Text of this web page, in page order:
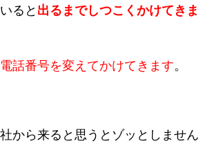
ると 出るまでしつこくかけてきま
話番号を変えてかけてきます。
から来ると思うとゾッとしません